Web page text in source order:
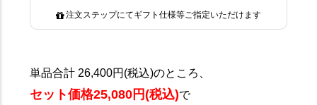
単品合計 26,400円(税込)のところ、
セット価格25,080円(税込)で
注文ステップにてギフト仕様等ご指定いただけます